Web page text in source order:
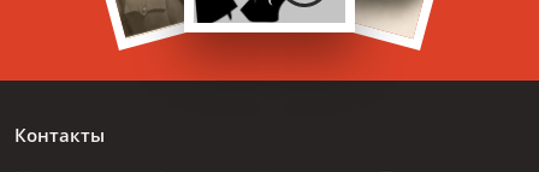
Контакты